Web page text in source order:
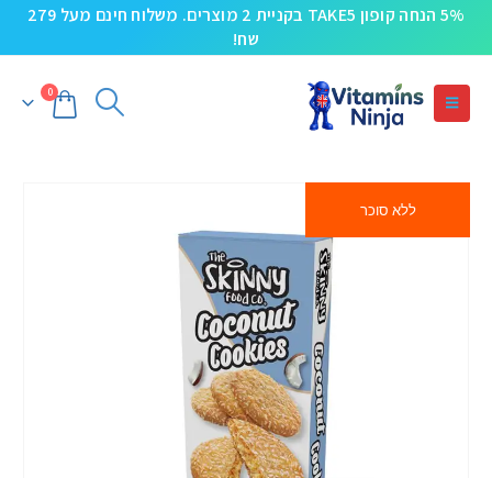
5% הנחה קופון TAKE5 בקניית 2 מוצרים. משלוח חינם מעל 279
שח!
0
ללא סוכר